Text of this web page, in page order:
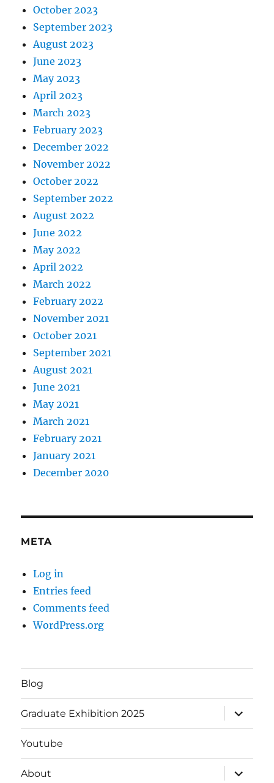
October 2023
September 2023
August 2023
June 2023
May 2023
April 2023
March 2023
February 2023
December 2022
November 2022
October 2022
September 2022
August 2022
June 2022
May 2022
April 2022
March 2022
February 2022
November 2021
October 2021
September 2021
August 2021
June 2021
May 2021
March 2021
February 2021
January 2021
December 2020
META
Log in
Entries feed
Comments feed
WordPress.org
Blog
Graduate Exhibition 2025
expand
child
menu
Youtube
About
expand
child